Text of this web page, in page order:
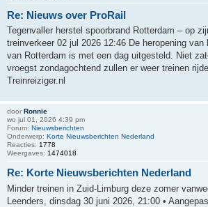
Re: Nieuws over ProRail
Tegenvaller herstel spoorbrand Rotterdam – op
treinverkeer 02 jul 2026 12:46 De heropening
van Rotterdam is met een dag uitgesteld. Niet
vroegst zondagochtend zullen er weer treinen
Treinreiziger.nl
door Ronnie
wo jul 01, 2026 4:39 pm
Forum: Nieuwsberichten
Onderwerp: Korte Nieuwsberichten Nederland
Reacties: 1778
Weergaves: 1474018
Re: Korte Nieuwsberichten Nederland
Minder treinen in Zuid-Limburg deze zomer
Leenders, dinsdag 30 juni 2026, 21:00 •